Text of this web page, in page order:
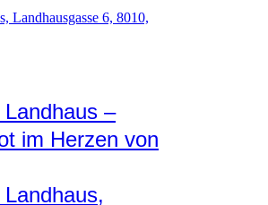
Landhausgasse 6, 8010,
–
im Herzen von